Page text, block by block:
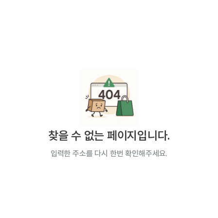
찾을 수 없는 페이지입니다.
입력한 주소를 다시 한번 확인해주세요.